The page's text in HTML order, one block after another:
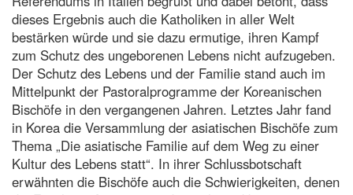
dieses Ergebnis auch die Katholiken in aller Welt
bestärken würde und sie dazu ermutige, ihren Kampf
zum Schutz des ungeborenen Lebens nicht aufzugeben.
Der Schutz des Lebens und der Familie stand auch im
Mittelpunkt der Pastoralprogramme der Koreanischen
Bischöfe in den vergangenen Jahren. Letztes Jahr fand
in Korea die Versammlung der asiatischen Bischöfe zum
Thema „Die asiatische Familie auf dem Weg zu einer
Kultur des Lebens statt“. In ihrer Schlussbotschaft
erwähnten die Bischöfe auch die Schwierigkeiten, denen